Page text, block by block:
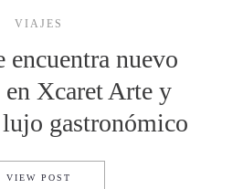
VIAJES
encuentra nuevo
en Xcaret Arte y
gastronómico
VIEW POST